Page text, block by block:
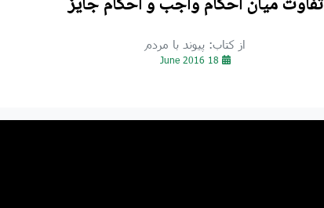
از کتاب: پیوند با مردم
18 June 2016